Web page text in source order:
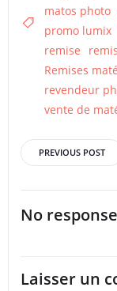
matos photo
promo lumix
remise
Remises
revendeur
vente de
Post
navigation
PREVIOUS POST
No
Laisser un